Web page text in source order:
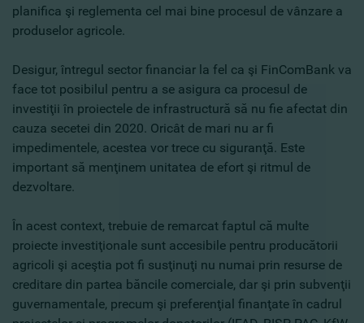
planifica şi reglementa cel mai bine procesul de vânzare a
produselor agricole.
Desigur, întregul sector financiar la fel ca şi FinComBank va
face tot posibilul pentru a se asigura ca procesul de
investiţii în proiectele de infrastructură să nu fie afectat din
cauza secetei din 2020. Oricât de mari nu ar fi
impedimentele, acestea vor trece cu siguranţă. Este
important să menţinem unitatea de efort şi ritmul de
dezvoltare.
În acest context, trebuie de remarcat faptul că multe
proiecte investiţionale sunt accesibile pentru producătorii
agricoli şi aceştia pot fi susţinuţi nu numai prin resurse de
creditare din partea băncile comerciale, dar şi prin subvenţii
guvernamentale, precum şi preferenţial finanţate în cadrul